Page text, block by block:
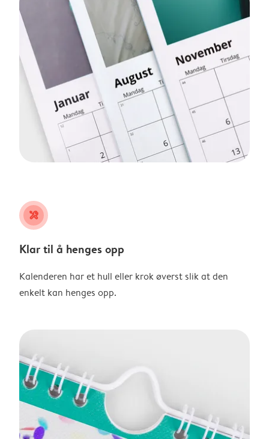
tools
Klar til å henges opp
Kalenderen har et hull eller krok øverst slik at den
enkelt kan henges opp.